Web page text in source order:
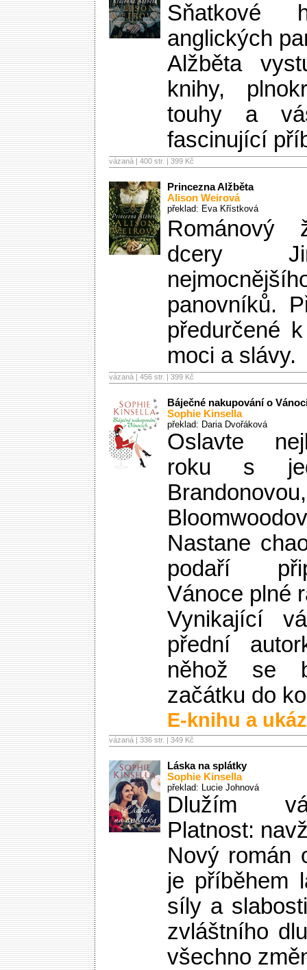
Sňatkové
anglických
Alžběta
knihy,
touhy a
fascinující
vázaná | 400 str. | 399 Kč
Princezna Alžběta
Alison Weirová
překlad: Eva Křístková
Románový
dcery
panovníků.
předurčené
moci a slávy.
vázaná | 456 str. | 399 Kč
Báječné nakupování o
Sophie Kinsella
překlad: Daria Dvořáková
Oslavte
roku s
Nastane
podaří
Vánoce plné
Vynikající
přední
něhož se
začátku do
E-knihu a
vázaná | 336 str. | 349 Kč
Láska na splátky
Sophie Kinsella
překlad: Lucie Johnová
Dlužím
Platnost:
Nový román
je příběhem
síly a
zvláštního
všechno